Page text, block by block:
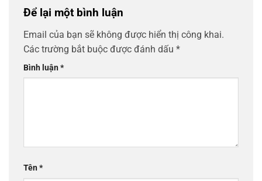
Để lại một bình luận
Email của bạn sẽ không được hiển thị công khai.
Các trường bắt buộc được đánh dấu *
Bình luận*
Tên*